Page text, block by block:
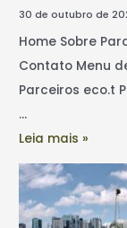
30 de outubro de
Home Sobre
Contato Menu
Parceiros eco.t
…
Leia mais »